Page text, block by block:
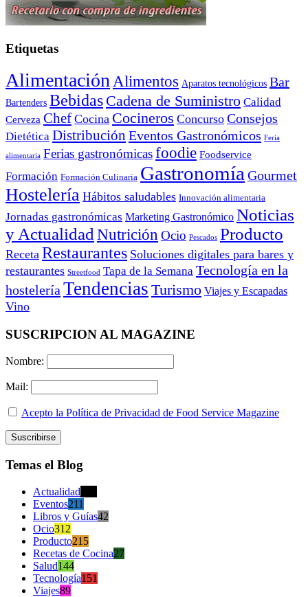
Etiquetas
Alimentación Alimentos Aparatos tecnológicos Bar
Bartenders Bebidas Cadena de Suministro Calidad
Cerveza Chef Cocina Cocineros Concurso Consejos
Dietética Distribución Eventos Gastronómicos Feria
alimentaria Ferias gastronómicasfoodie Foodservice
Formación Formación Culinaria Gastronomía Gourmet
Hostelería Hábitos saludables Innovación alimentaria
Jornadas gastronómicas Marketing Gastronómico Noticias
y Actualidad Nutrición Ocio Pescados Producto
Receta Restaurantes Soluciones digitales para bares y
restaurantes Streetfood Tapa de la Semana Tecnología en la
hostelería Tendencias Turismo Viajes y Escapadas
Vino
SUSCRIPCION AL MAGAZINE
Nombre:
Mail:
Acepto la Política de Privacidad de Food Service Magazine
Temas el Blog
Actualidad
Eventos211
Libros y Guías42
Ocio312
Producto215
Recetas de Cocina27
Salud144
Tecnología151
Viajes89